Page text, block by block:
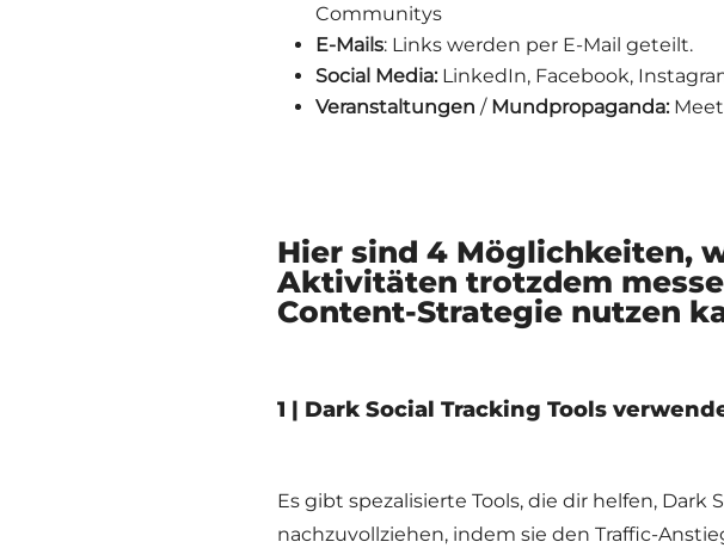
Communitys
E-Mails: Links werden per E-Mail geteilt.
Social Media:LinkedIn, Facebook,
Veranstaltungen / Mundpropaganda:
Hier sind 4 Möglichkeiten,
Aktivitäten trotzdem
Content-Strategie nutzen
1 | Dark Social Tracking Tools
Es gibt spezalisierte Tools, die dir helfen, Dark
nachzuvollziehen, indem sie den Traffic-